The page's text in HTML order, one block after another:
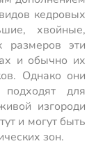
кедровых
хвойные,
размеров эти
и обычно их
Однако они
для
изгороди
и могут быть
зон.